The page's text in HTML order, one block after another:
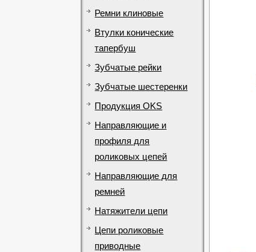
Ремни клиновые
Втулки конические
тапербуш
Зубчатые рейки
Зубчатые шестеренки
Продукция OKS
Направляющие и
профиля для
роликовых цепей
Направляющие для
ремней
Натяжители цепи
Цепи роликовые
приводные